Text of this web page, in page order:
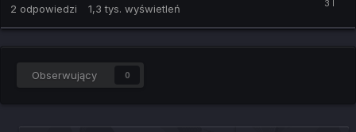
2 odpowiedzi 1,3 tys. wyświetleń
Obserwujący 0